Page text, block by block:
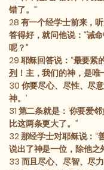
错了。”
28 有一个经学士前来，
答得好，就问他说：“诫
呢？”
29 耶稣回答说：“最要紧
列！主，我们的神，是唯
30 你要尽心、尽性、尽
神。’
31 第二条就是：‘你要爱
比这两条更大了。”
32那经学士对耶稣说：“
说出了神是一位，除他之
33 而且尽心、尽智、尽